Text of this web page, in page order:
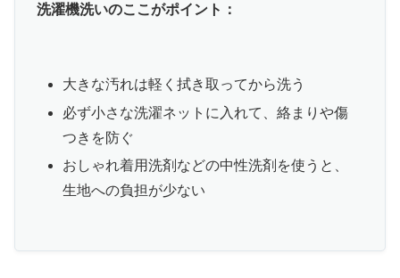
洗濯機洗いのここがポイント：
大きな汚れは軽く拭き取ってから洗う
必ず小さな洗濯ネットに入れて、絡まりや傷
つきを防ぐ
おしゃれ着用洗剤などの中性洗剤を使うと、
生地への負担が少ない